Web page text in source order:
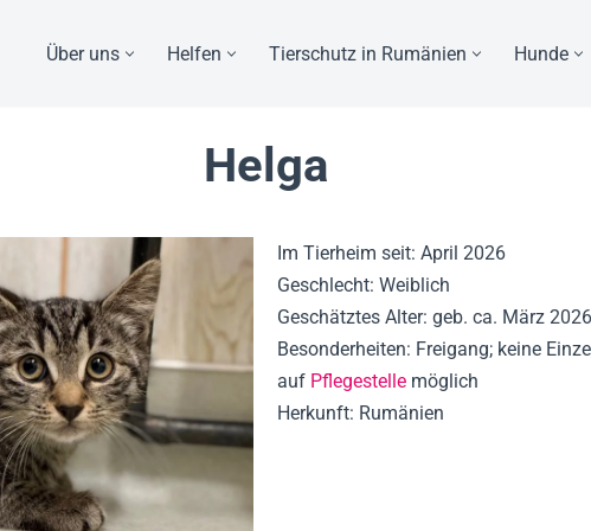
Über uns Helfen Tierschutz in Rumänien Hunde
Helga
Im Tierheim seit: April 2026
Geschlecht: Weiblich
Geschätztes Alter: geb. ca. März 2026
Besonderheiten: Freigang; keine
auf Pflegestelle möglich
Herkunft: Rumänien